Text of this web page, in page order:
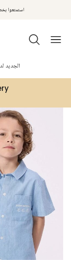
استمتعوا بخصم 10% على طلبيتكم الأولى كهدية ترحيب.
مكافآت تشلدرن صالون | اجمعوا
الجديد